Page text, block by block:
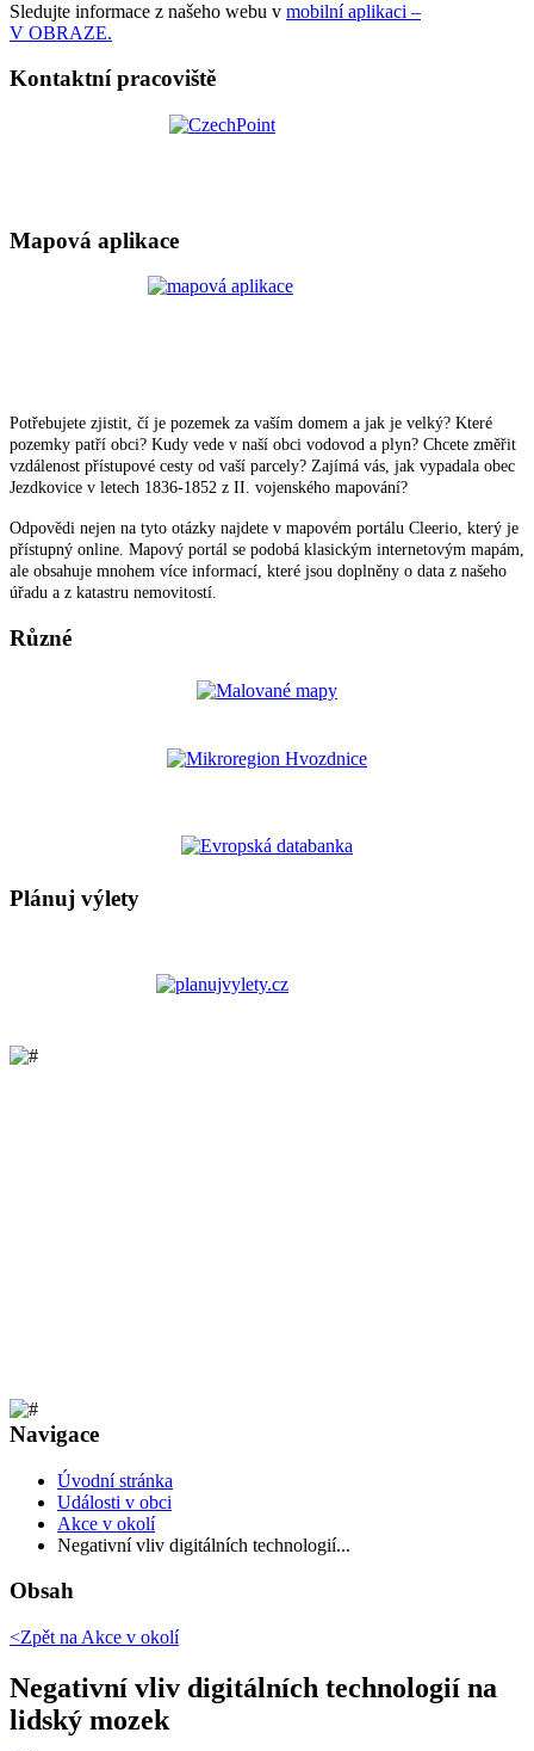
Sledujte informace z našeho webu v mobilní aplikaci –
V OBRAZE.
Kontaktní pracoviště
Mapová aplikace
Potřebujete zjistit, čí je pozemek za vaším domem a jak je velký? Které
pozemky patří obci? Kudy vede v naší obci vodovod a plyn? Chcete změřit
vzdálenost přístupové cesty od vaší parcely? Zajímá vás, jak vypadala obec
Jezdkovice v letech 1836-1852 z II. vojenského mapování?
Odpovědi nejen na tyto otázky najdete v mapovém portálu Cleerio, který je
přístupný online. Mapový portál se podobá klasickým internetovým mapám,
ale obsahuje mnohem více informací, které jsou doplněny o data z našeho
úřadu a z katastru nemovitostí.
Různé
Plánuj výlety
Navigace
Úvodní stránka
Události v obci
Akce v okolí
Negativní vliv digitálních technologií...
Obsah
<Zpět na Akce v okolí
Negativní vliv digitálních technologií na
lidský mozek